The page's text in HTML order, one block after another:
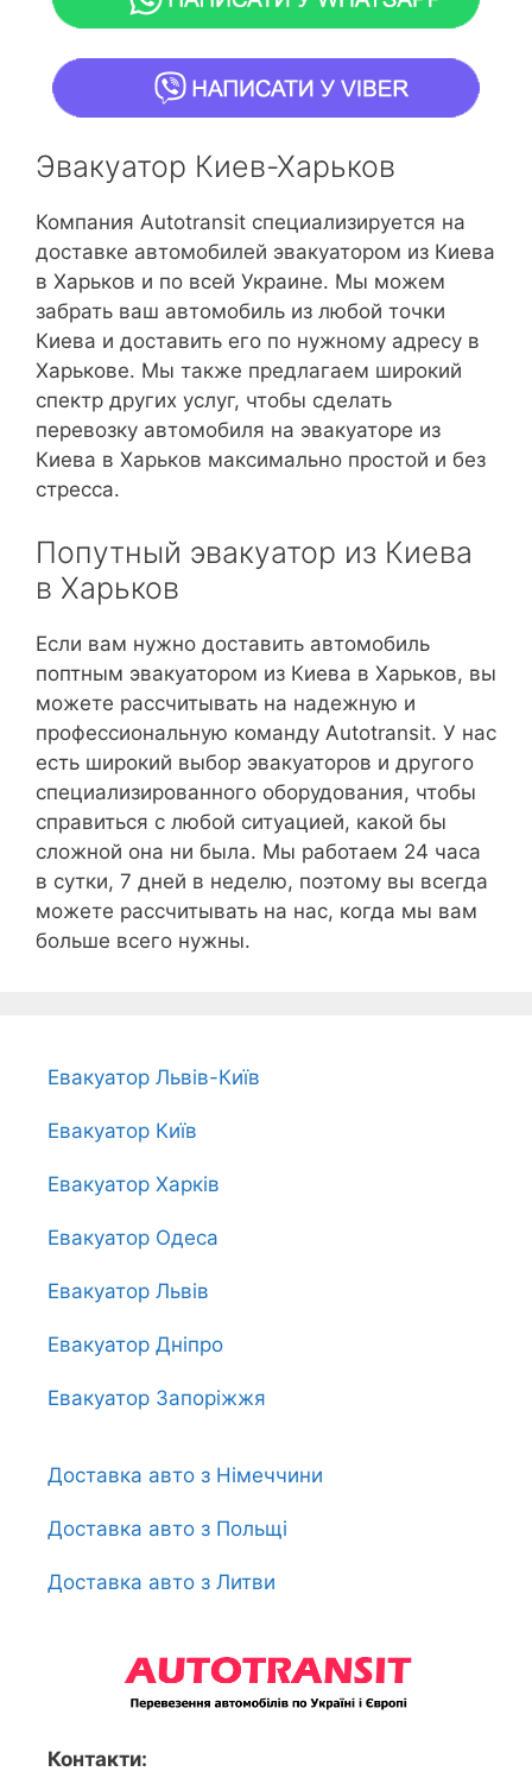
Эвакуатор Киев-Харьков
Компания Autotransit специализируется на
доставке автомобилей эвакуатором из Киева
в Харьков и по всей Украине. Мы можем
забрать ваш автомобиль из любой точки
Киева и доставить его по нужному адресу в
Харькове. Мы также предлагаем широкий
спектр других услуг, чтобы сделать
перевозку автомобиля на эвакуаторе из
Киева в Харьков максимально простой и без
стресса.
Попутный эвакуатор из Киева
в Харьков
Если вам нужно доставить автомобиль
поптным эвакуатором из Киева в Харьков, вы
можете рассчитывать на надежную и
профессиональную команду Autotransit. У нас
есть широкий выбор эвакуаторов и другого
специализированного оборудования, чтобы
справиться с любой ситуацией, какой бы
сложной она ни была. Мы работаем 24 часа
в сутки, 7 дней в неделю, поэтому вы всегда
можете рассчитывать на нас, когда мы вам
больше всего нужны.
Евакуатор Львів-Київ
Евакуатор Київ
Евакуатор Харків
Евакуатор Одеса
Евакуатор Львів
Евакуатор Дніпро
Евакуатор Запоріжжя
Доставка авто з Німеччини
Доставка авто з Польщі
Доставка авто з Литви
Контакти: